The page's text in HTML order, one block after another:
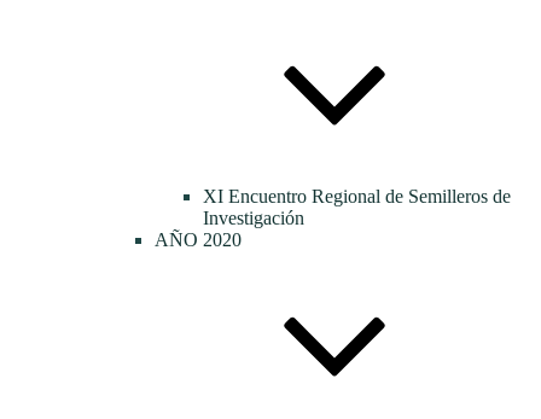
XI Encuentro Regional de Semilleros de
Investigación
AÑO 2020